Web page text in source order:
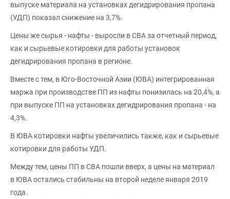
выпуске материала на установках дегидрирования пропана
(УДП) показал снижение на 3,7%.
Цены же сырья - нафты - выросли в СВА за отчетный период,
как и сырьевые котировки для работы установок
дегидрирования пропана в регионе.
Вместе с тем, в Юго-Восточной Азии (ЮВА) интегрированная
маржа при производстве ПП из нафты понизилась на 20,4%, а
при выпуске ПП на установках дегидрирования пропана - на
4,3%.
В ЮВА котировки нафты увеличились также, как и сырьевые
котировки для работы УДП.
Между тем, цены ПП в СВА пошли вверх, а цены на материал
в ЮВА остались стабильны на второй неделе января 2019
года.